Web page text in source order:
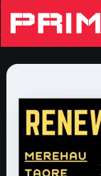
ΟΦΗ
Γ ΕΘΝΙΚΗ